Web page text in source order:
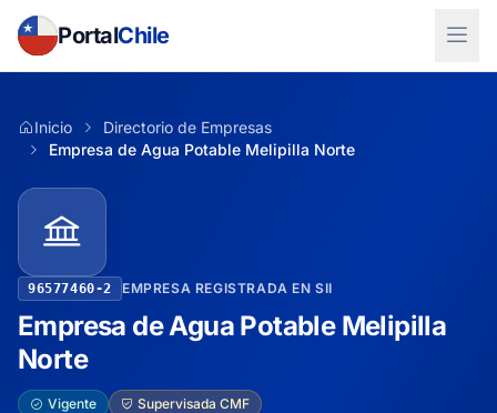
PortalChile
Inicio
Directorio de Empresas
Empresa de Agua Potable Melipilla Norte
96577460-2 EMPRESA REGISTRADA EN SII
Empresa de Agua Potable Melipilla
Norte
Vigente Supervisada CMF